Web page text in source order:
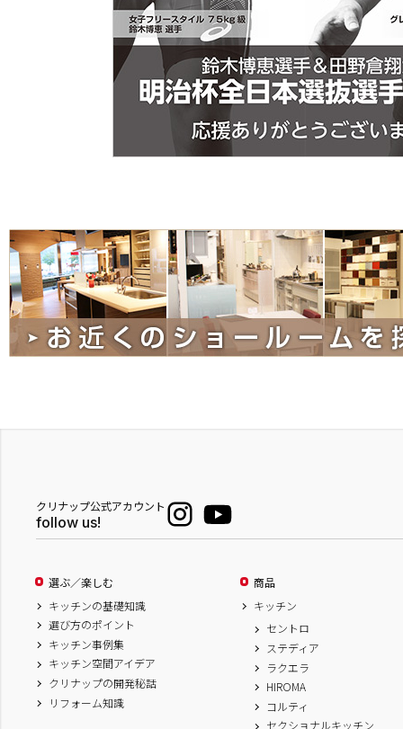
クリナップ公式アカウント
follow us!
選ぶ／楽しむ
キッチンの基礎知識
選び方のポイント
キッチン事例集
キッチン空間アイデア
クリナップの開発秘話
リフォーム知識
商品
キッチン
セントロ
ステディア
ラクエラ
HIROMA
コルティ
セクショナルキッチン